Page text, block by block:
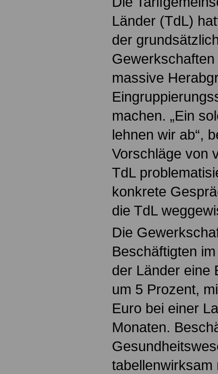
Länder (TdL)
der
massive
machen. „Ein
lehnen wir ab“,
Vorschläge von
TdL
konkrete
die TdL
Die
Beschäftigten
der Länder eine
um 5 Prozent,
Euro bei einer
Monaten.
tabellenwirksam